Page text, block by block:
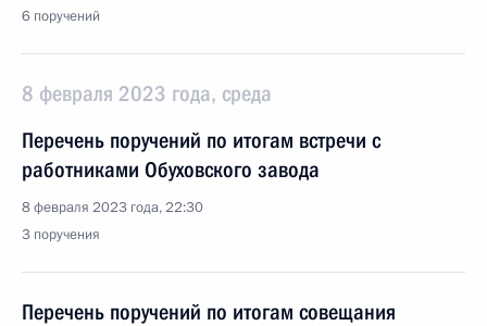
6 поручений
8 февраля 2023 года, среда
Перечень поручений по итогам встречи c
работниками Обуховского завода
8 февраля 2023 года, 22:30
3 поручения
Перечень поручений по итогам совещания